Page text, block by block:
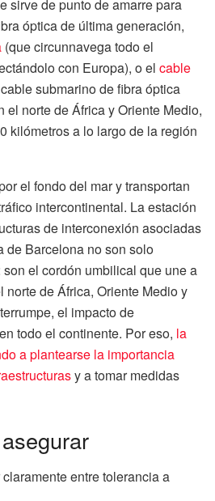
sirve de punto de amarre para
óptica de última generación,
(que circunnavega todo el
con Europa), o el cable
submarino de fibra óptica
el norte de África y Oriente Medio,
kilómetros a lo largo de la región
el fondo del mar y transportan
intercontinental. La estación
de interconexión asociadas
de Barcelona no son solo
el cordón umbilical que une a
de África, Oriente Medio y
el impacto de
todo el continente. Por eso, la
a plantearse la importancia
y a tomar medidas
entre tolerancia a